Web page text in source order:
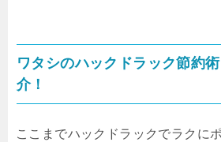
ワタシのハックドラック節約
介！
ここまでハックドラックでラクに